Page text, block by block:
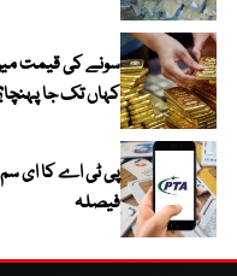
سونے کی قیمت
کہاں تک جا
پی ٹی اے کا ای سم
فیصلہ